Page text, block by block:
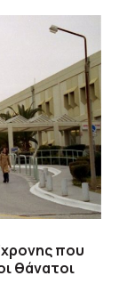
που
θάνατοι